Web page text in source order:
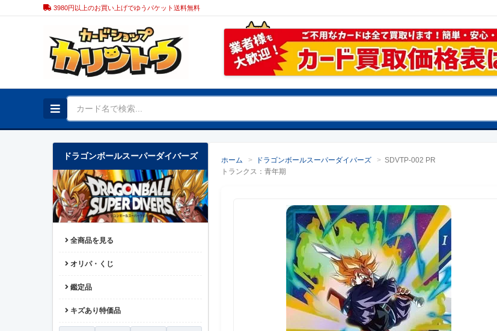
3980円以上のお買い上げでゆうパケット送料無料
ドラゴンボールスーパーダイバーズ
全商品を見る
オリパ・くじ
鑑定品
キズあり特価品
ホーム > ドラゴンボールスーパーダイバーズ > SDVTP-002 PR
トランクス：青年期